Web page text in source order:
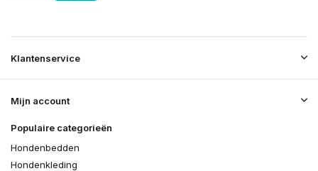
Klantenservice
Mijn account
Populaire categorieën
Hondenbedden
Hondenkleding